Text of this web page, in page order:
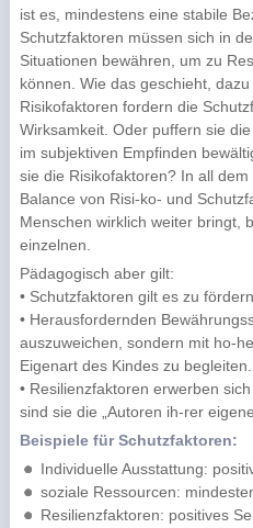
ist es, mindestens eine stabile
Schutzfaktoren müssen sich in
Situationen bewähren, um zu
können. Wie das geschieht,
Risikofaktoren fordern die
Wirksamkeit. Oder puffern sie
im subjektiven Empfinden
sie die Risikofaktoren? In all
Balance von Risi-ko- und
Menschen wirklich weiter bringt,
einzelnen.
Pädagogisch aber gilt:
• Schutzfaktoren gilt es zu fördern.
• Herausfordernden
auszuweichen, sondern mit ho-
Eigenart des Kindes zu begleiten.
• Resilienzfaktoren erwerben
sind sie die „Autoren ih-rer
Beispiele für Schutzfaktoren:
Individuelle Ausstattung:
soziale Ressourcen:
Resilienzfaktoren: positives